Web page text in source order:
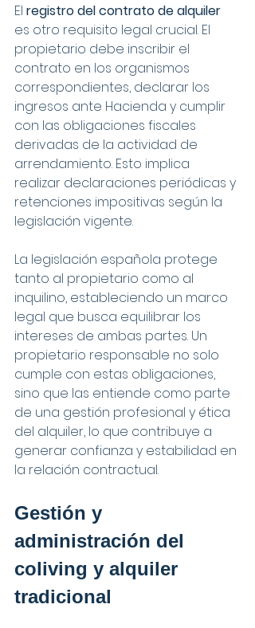
El registro del contrato de alquiler
es otro requisito legal crucial. El
propietario debe inscribir el
contrato en los organismos
correspondientes, declarar los
ingresos ante Hacienda y cumplir
con las obligaciones fiscales
derivadas de la actividad de
arrendamiento. Esto implica
realizar declaraciones periódicas y
retenciones impositivas según la
legislación vigente.
La legislación española protege
tanto al propietario como al
inquilino, estableciendo un marco
legal que busca equilibrar los
intereses de ambas partes. Un
propietario responsable no solo
cumple con estas obligaciones,
sino que las entiende como parte
de una gestión profesional y ética
del alquiler, lo que contribuye a
generar confianza y estabilidad en
la relación contractual.
Gestión y
administración del
coliving y alquiler
tradicional